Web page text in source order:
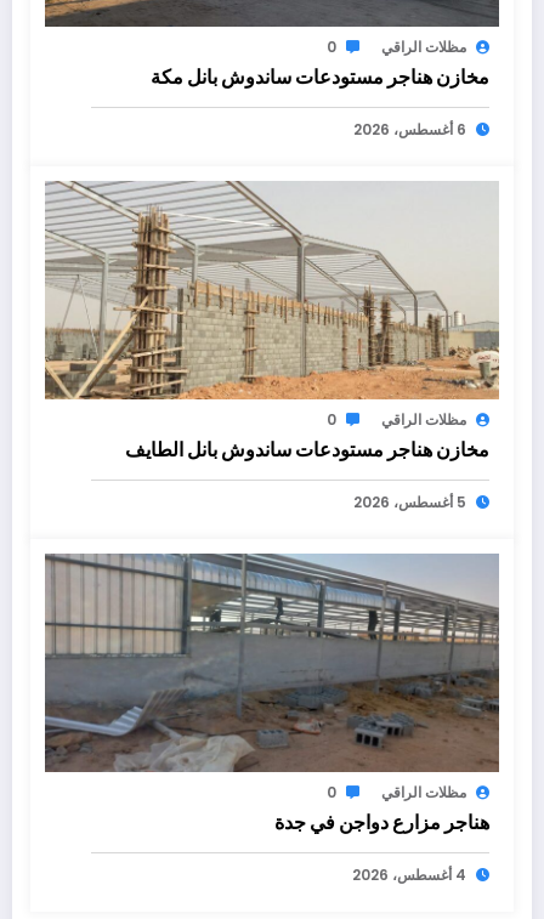
مظلات الراقي 0
مخازن هناجر مستودعات ساندوش بانل مكة
6 أغسطس، 2026
مظلات الراقي 0
مخازن هناجر مستودعات ساندوش بانل الطايف
5 أغسطس، 2026
مظلات الراقي 0
هناجر مزارع دواجن في جدة
4 أغسطس، 2026